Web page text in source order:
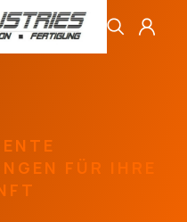
FÜR IHRE